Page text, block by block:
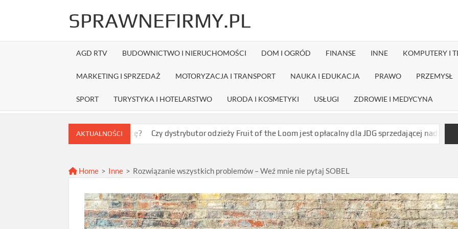
SPRAWNEFIRMY.PL
AGD RTV BUDOWNICTWO I NIERUCHOMOŚCI DOM I OGRÓD FINANSE INNE KOMPUTERY I
MARKETING I SPRZEDAŻ MOTORYZACJA I TRANSPORT NAUKA I EDUKACJA PRAWO PRZEMYSŁ
SPORT TURYSTYKA I HOTELARSTWO URODA I KOSMETYKI USŁUGI ZDROWIE I MEDYCYNA
AKTUALNOŚCI
najlepszą ofertę? Czy dystrybutor odzieży Fruit of the Loom jest opłacalny dla JDG sprzedającej nadruki na koszulkach?
Home > Inne > Rozwiązanie wszystkich problemów – Weź mnie nie pytaj SOBEL